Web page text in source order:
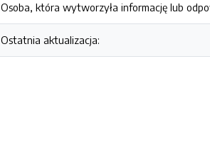
Osoba, która wytworzyła informację lub
Ostatnia aktualizacja: